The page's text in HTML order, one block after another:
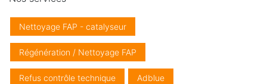
Nettoyage FAP - catalyseur
Régénération / Nettoyage FAP
Refus contrôle technique Adblue